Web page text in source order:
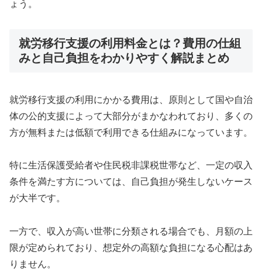
ょう。
就労移行支援の利用料金とは？費用の仕組
みと自己負担をわかりやすく解説まとめ
就労移行支援の利用にかかる費用は、原則として国や自治
体の公的支援によって大部分がまかなわれており、多くの
方が無料または低額で利用できる仕組みになっています。
特に生活保護受給者や住民税非課税世帯など、一定の収入
条件を満たす方については、自己負担が発生しないケース
が大半です。
一方で、収入が高い世帯に分類される場合でも、月額の上
限が定められており、想定外の高額な負担になる心配はあ
りません。